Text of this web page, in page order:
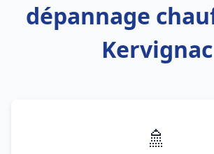
dépannage
Kervignac
🚿